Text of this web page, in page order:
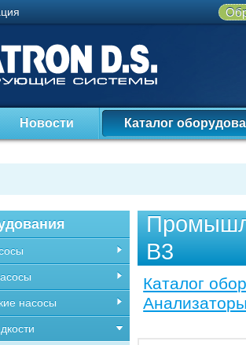
Новости Каталог
B3
Каталог
насосы